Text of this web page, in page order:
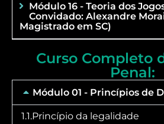
Módulo 16 - Teoria dos
Convidado: Alexandre
Magistrado em SC)
Curso Completo
Penal:
Módulo 01 - Princípios de
1.1.Princípio da legalidade